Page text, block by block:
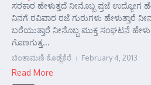
ಸರಕಾರ ಹೇಳುತ್ತದೆ ನೀನೊಬ್ಬ ಪ್ರಜೆ ಉದ್ಯೋಗ
ನಿನಗೆ ರವಿವಾರ ರಜೆ ಗುರುಗಳು ಹೇಳುತ್ತಾರೆ
ಬರೆಯುತ್ತಾರೆ ನೀನೊಬ್ಬ ಮುಕ್ತ ಸಂಘಟನೆ
ಗೊಣಗುತ್ತ...
ಚಿಂತಾಮಣಿ ಕೊಡ್ಲೆಕೆರೆ February 4, 2013
Read More